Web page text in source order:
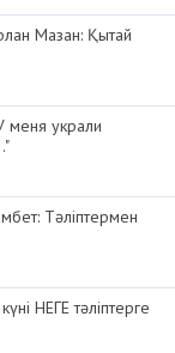
Мазан: Қытай
меня украли
Тәліптермен
НЕГЕ тәліптерге